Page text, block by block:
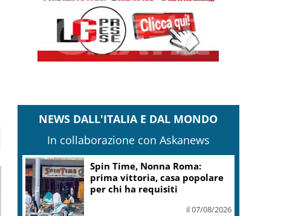
NEWS DALL'ITALIA E DAL MONDO
In collaborazione con Askanews
Spin Time, Nonna Roma:
prima vittoria, casa popolare
per chi ha requisiti
il 07/08/2026